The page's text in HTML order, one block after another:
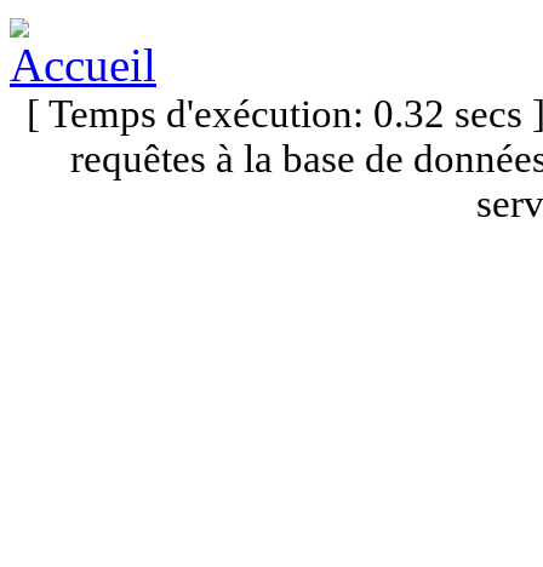
[ Temps d'exécution: 0.32
requêtes à la base de